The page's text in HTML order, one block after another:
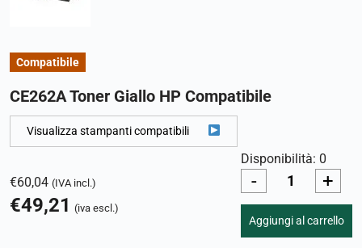
Compatibile
CE262A Toner Giallo HP Compatibile
Visualizza stampanti compatibili
€60,04 (IVA incl.)
€49,21 (iva escl.)
Disponibilità: 0
- +
Aggiungi al carrello